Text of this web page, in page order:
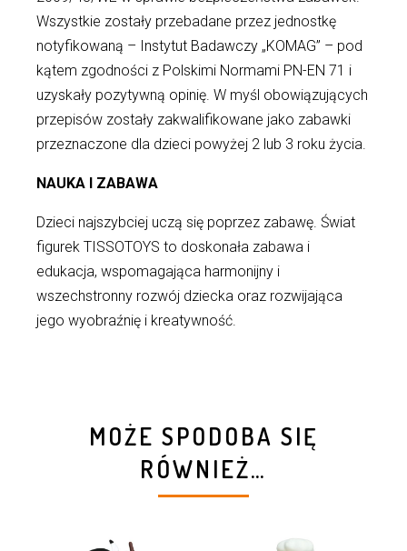
Wszystkie zostały przebadane przez jednostkę
notyfikowaną – Instytut Badawczy „KOMAG” – pod
kątem zgodności z Polskimi Normami PN-EN 71 i
uzyskały pozytywną opinię. W myśl obowiązujących
przepisów zostały zakwalifikowane jako zabawki
przeznaczone dla dzieci powyżej 2 lub 3 roku życia.
NAUKA I ZABAWA
Dzieci najszybciej uczą się poprzez zabawę. Świat
figurek TISSOTOYS to doskonała zabawa i
edukacja, wspomagająca harmonijny i
wszechstronny rozwój dziecka oraz rozwijająca
jego wyobraźnię i kreatywność.
MOŻE SPODOBA SIĘ
RÓWNIEŻ…